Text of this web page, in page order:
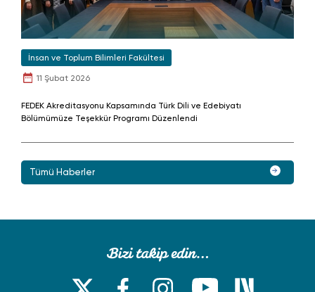
İnsan ve Toplum Bilimleri Fakültesi
11 Şubat 2026
FEDEK Akreditasyonu Kapsamında Türk Dili ve Edebiyatı
Bölümümüze Teşekkür Programı Düzenlendi
Tümü Haberler